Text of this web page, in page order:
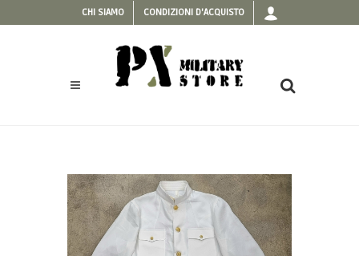
CHI SIAMO CONDIZIONI D'ACQUISTO